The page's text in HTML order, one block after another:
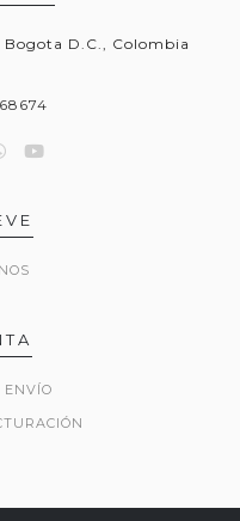
Bogota D.C., Colombia
ENVÍO